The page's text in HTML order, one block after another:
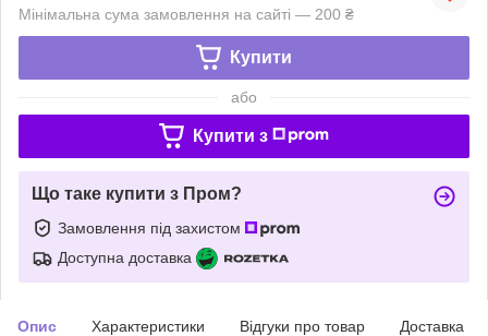
Мінімальна сума замовлення на сайті — 200 ₴
Купити
або
Купити з
Що таке купити з Пром?
Замовлення під захистом
Доступна доставка
Опис Характеристики Відгуки про товар Доставка